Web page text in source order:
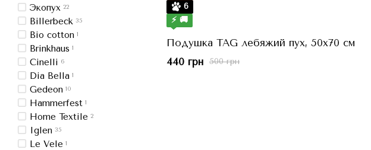
6
⚡ 🚚
Подушка TAG лебяжий пух, 50x70 см
500 грн
440 грн
Экопух 22
Billerbeck 35
Bio cotton 1
Brinkhaus 1
Cinelli 6
Dia Bella 1
Gedeon 10
Hammerfest 1
Home Textile 2
Iglen 35
Le Vele 1